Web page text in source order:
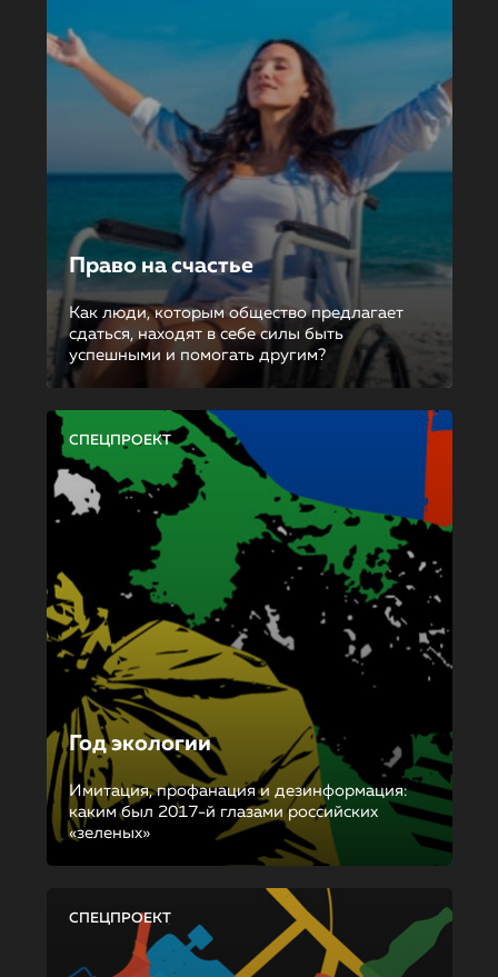
Право на счастье
Как люди, которым общество предлагает
сдаться, находят в себе силы быть
успешными и помогать другим?
СПЕЦПРОЕКТ
Год экологии
Имитация, профанация и дезинформация:
каким был 2017-й глазами российских
«зеленых»
СПЕЦПРОЕКТ